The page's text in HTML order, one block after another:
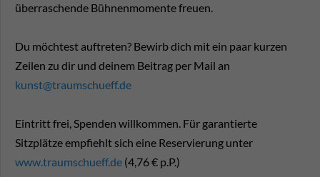
überraschende Bühnenmomente freuen.
Du möchtest auftreten? Bewirb dich mit ein paar kurzen
Zeilen zu dir und deinem Beitrag per Mail an
kunst@traumschueff.de
Eintritt frei, Spenden willkommen. Für garantierte
Sitzplätze empfiehlt sich eine Reservierung unter
www.traumschueff.de (4,76 € p.P.)